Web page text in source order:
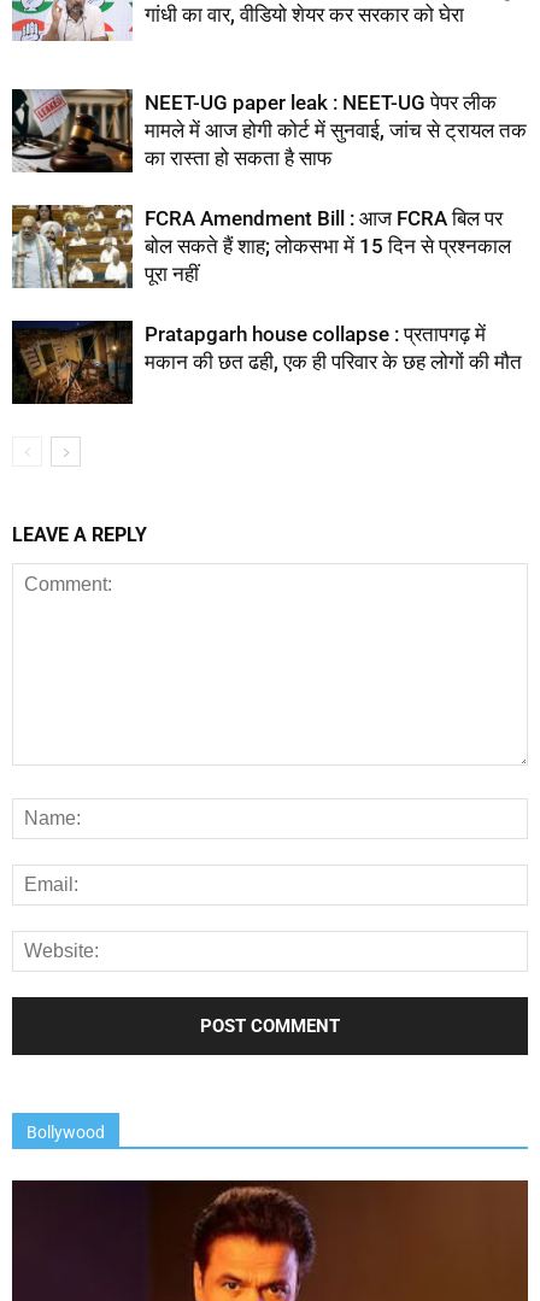
गांधी का वार, वीडियो शेयर कर सरकार को घेरा
NEET-UG paper leak : NEET-UG पेपर लीक
मामले में आज होगी कोर्ट में सुनवाई, जांच से ट्रायल तक
का रास्ता हो सकता है साफ
FCRA Amendment Bill : आज FCRA बिल पर
बोल सकते हैं शाह; लोकसभा में 15 दिन से प्रश्नकाल
पूरा नहीं
Pratapgarh house collapse : प्रतापगढ़ में
मकान की छत ढही, एक ही परिवार के छह लोगों की मौत
LEAVE A REPLY
Bollywood